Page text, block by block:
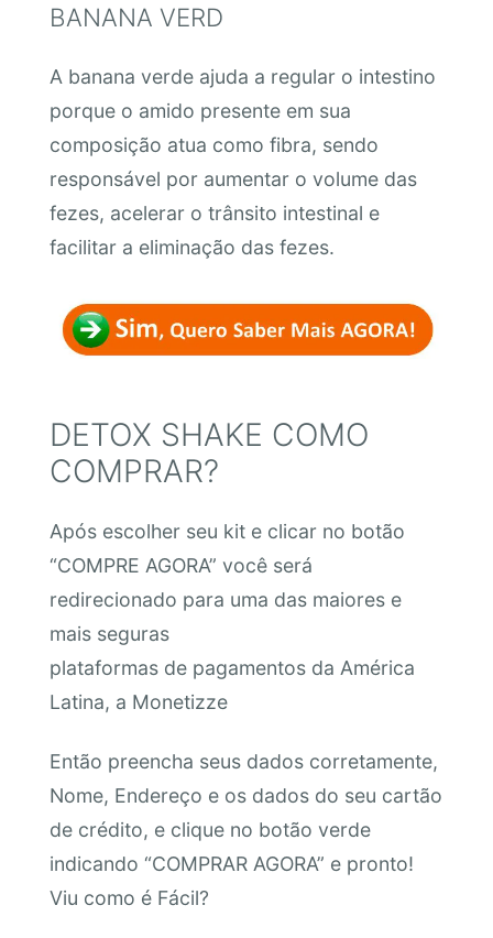
BANANA VERD
A banana verde ajuda a regular o intestino
porque o amido presente em sua
composição atua como fibra, sendo
responsável por aumentar o volume das
fezes, acelerar o trânsito intestinal e
facilitar a eliminação das fezes.
DETOX SHAKE COMO
COMPRAR?
Após escolher seu kit e clicar no botão
“COMPRE AGORA” você será
redirecionado para uma das maiores e
mais seguras
plataformas de pagamentos da América
Latina, a Monetizze
Então preencha seus dados corretamente,
Nome, Endereço e os dados do seu cartão
de crédito, e clique no botão verde
indicando “COMPRAR AGORA” e pronto!
Viu como é Fácil?